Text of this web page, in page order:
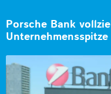
Porsche Bank
Unternehmensspitze